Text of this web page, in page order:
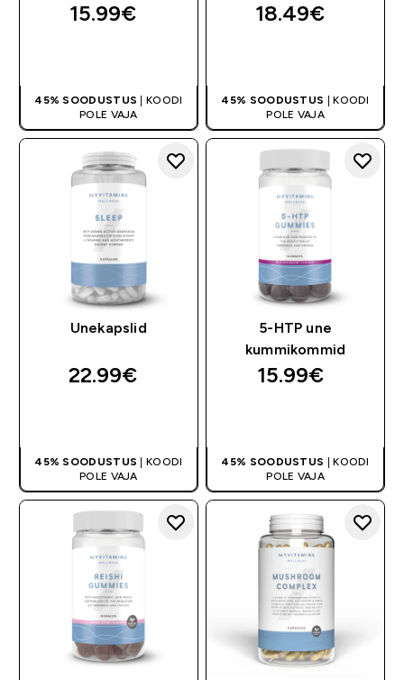
15.99€‎
45% SOODUSTUS | KOODI
POLE VAJA
18.49€‎
45% SOODUSTUS | KOODI
POLE VAJA
Unekapslid
22.99€‎
45% SOODUSTUS | KOODI
POLE VAJA
5-HTP une
kummikommid
15.99€‎
45% SOODUSTUS | KOODI
POLE VAJA